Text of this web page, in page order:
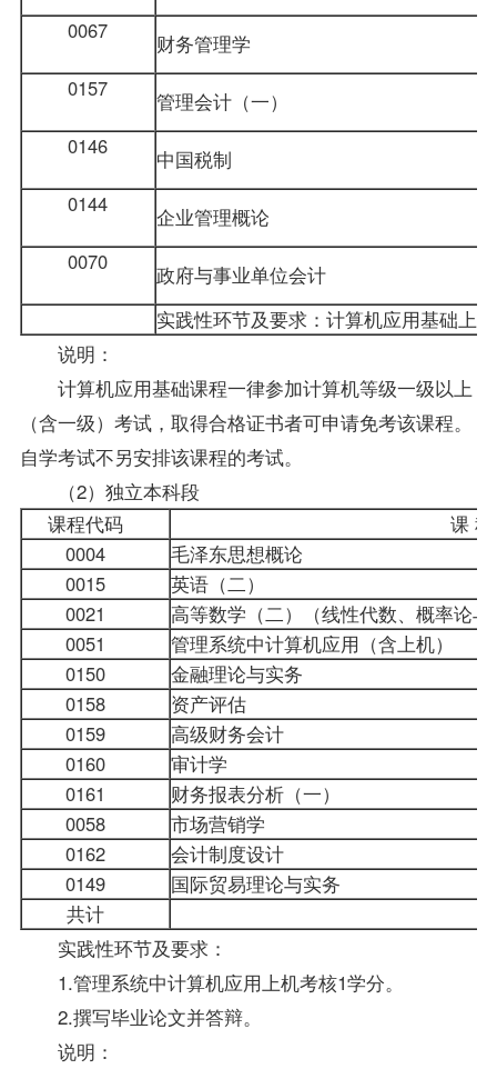
0067
财务管理学
0157
管理会计（一）
0146
中国税制
0144
企业管理概论
0070
政府与事业单位会计
实践性环节及要求：计算机应用基础
说明：
计算机应用基础课程一律参加计算机等级一级以上
（含一级）考试，取得合格证书者可申请免考该课程。
自学考试不另安排该课程的考试。
（2）独立本科段
课程代码
课
0004
毛泽东思想概论
0015
英语（二）
0021
高等数学（二）（线性代数、概率论
0051
管理系统中计算机应用 （含上机）
0150
金融理论与实务
0158
资产评估
0159
高级财务会计
0160
审计学
0161
财务报表分析（一）
0058
市场营销学
0162
会计制度设计
0149
国际贸易理论与实务
共计
实践性环节及要求：
1.管理系统中计算机应用上机考核1学分。
2.撰写毕业论文并答辩。
说明：